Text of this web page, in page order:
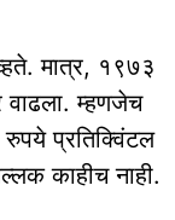
मात्र, १९७३
वाढला. म्हणजेच
रुपये प्रतिक्विंटल
काहीच नाही.